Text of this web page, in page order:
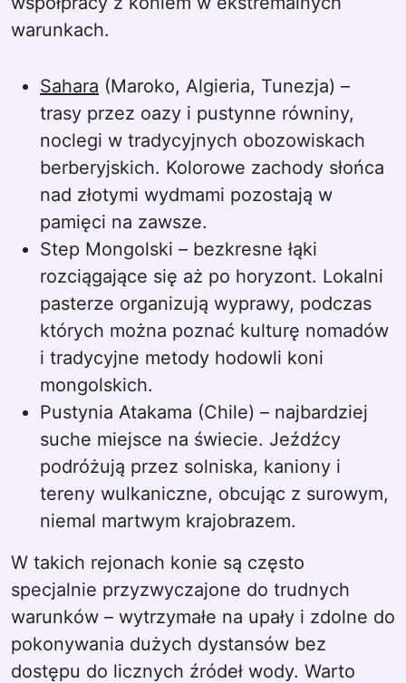
warunkach.
Sahara (Maroko, Algieria, Tunezja) –
trasy przez oazy i pustynne równiny,
noclegi w tradycyjnych obozowiskach
berberyjskich. Kolorowe zachody słońca
nad złotymi wydmami pozostają w
pamięci na zawsze.
Step Mongolski – bezkresne łąki
rozciągające się aż po horyzont. Lokalni
pasterze organizują wyprawy, podczas
których można poznać kulturę nomadów
i tradycyjne metody hodowli koni
mongolskich.
Pustynia Atakama (Chile) – najbardziej
suche miejsce na świecie. Jeźdźcy
podróżują przez solniska, kaniony i
tereny wulkaniczne, obcując z surowym,
niemal martwym krajobrazem.
W takich rejonach konie są często
specjalnie przyzwyczajone do trudnych
warunków – wytrzymałe na upały i zdolne do
pokonywania dużych dystansów bez
dostępu do licznych źródeł wody. Warto